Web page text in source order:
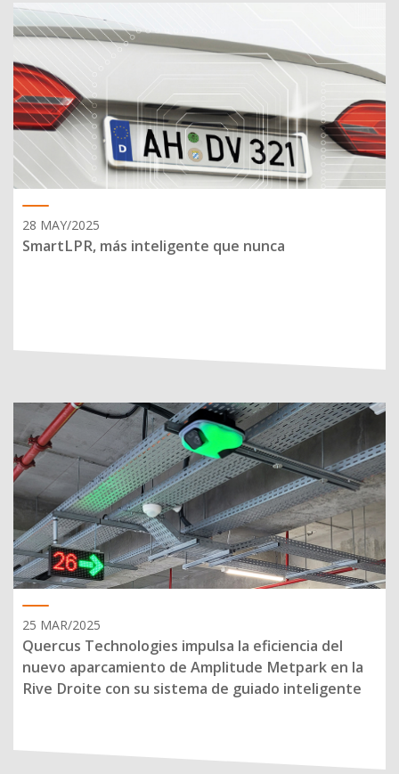
28 MAY/2025
SmartLPR, más inteligente que nunca
25 MAR/2025
Quercus Technologies impulsa la eficiencia del
nuevo aparcamiento de Amplitude Metpark en la
Rive Droite con su sistema de guiado inteligente